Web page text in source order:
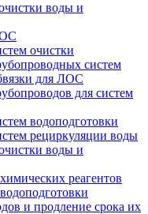
воды и
очистки
систем
для ЛОС
для систем
водоподготовки
рециркуляции воды
воды и
реагентов
и продление срока их